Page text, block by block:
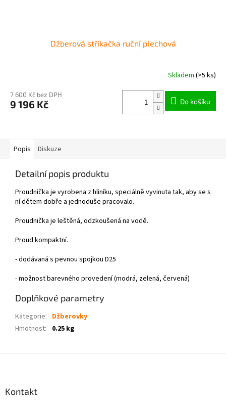
Džberová stříkačka ruční plechová
Skladem (>5 ks)
7 600 Kč bez DPH
9 196 Kč Do košíku
Popis Diskuze
Detailní popis produktu
Proudnička je vyrobena z hliníku, speciálně vyvinuta tak, aby se s
ní dětem dobře a jednoduše pracovalo.
Proudnička je leštěná, odzkoušená na vodě.
Proud kompaktní.
- dodávaná s pevnou spojkou D25
- možnost barevného provedení (modrá, zelená, červená)
Doplňkové parametry
Kategorie: Džberovky
Hmotnost: 0.25 kg
Kontakt